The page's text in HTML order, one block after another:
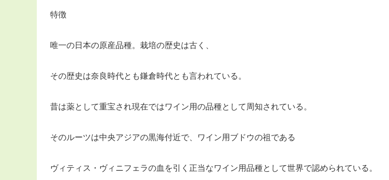
特徴
唯一の日本の原産品種。栽培の歴史は古く、
その歴史は奈良時代とも鎌倉時代とも言われている。
昔は薬として重宝され現在ではワイン用の品種として周知されている。
そのルーツは中央アジアの黒海付近で、ワイン用ブドウの祖である
ヴィティス・ヴィニフェラの血を引く正当なワイン用品種として世界で認められている。